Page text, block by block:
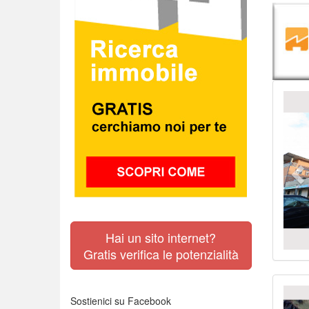
Hai un sito internet?
Gratis verifica le potenzialità
Sostienici su Facebook